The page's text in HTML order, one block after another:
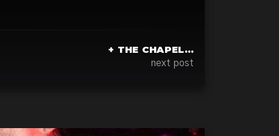
+ THE CHAPEL…
next post